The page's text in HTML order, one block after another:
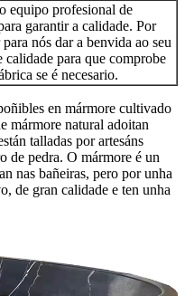
equipo profesional de
garantir a calidade. Por
nós dar a benvida ao seu
para que comprobe
se é necesario.
en mármore cultivado
mármore natural adoitan
talladas por artesáns
de pedra. O mármore é un
nas bañeiras, pero por unha
de gran calidade e ten unha